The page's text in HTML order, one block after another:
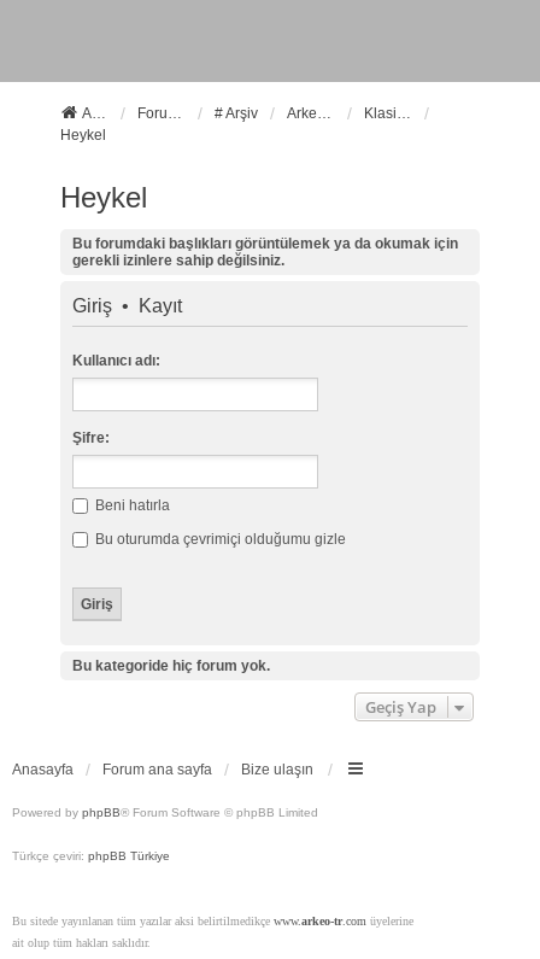
Anasayfa Forum ana sayfa # Arşiv Arkeoloji
Klasik Arkeoloji
Heykel
Heykel
Bu forumdaki başlıkları görüntülemek ya da okumak için
gerekli izinlere sahip değilsiniz.
Giriş• Kayıt
Kullanıcı adı:
Şifre:
Beni hatırla
Bu oturumda çevrimiçi olduğumu gizle
Bu kategoride hiç forum yok.
Geçiş Yap
Anasayfa Forum ana sayfa Bize ulaşın
Powered by phpBB® Forum Software © phpBB Limited
Türkçe çeviri: phpBB Türkiye
Bu sitede yayınlanan tüm yazılar aksi belirtilmedikçe www.arkeo-tr.com üyelerine
ait olup tüm hakları saklıdır.